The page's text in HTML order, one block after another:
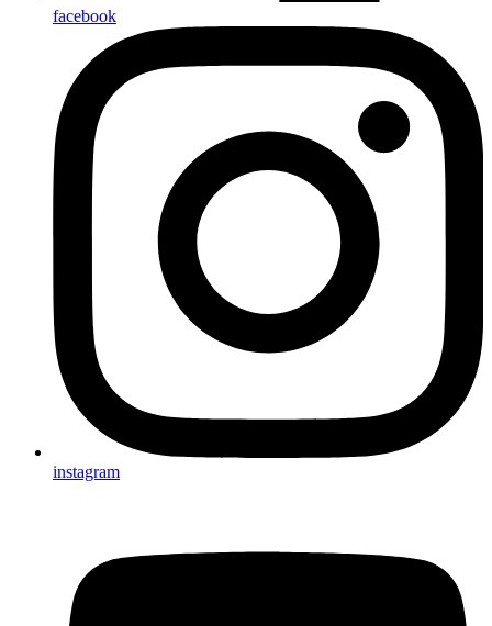
facebook
instagram